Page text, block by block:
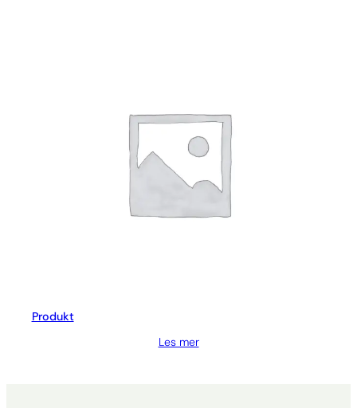
Produkt
Les mer